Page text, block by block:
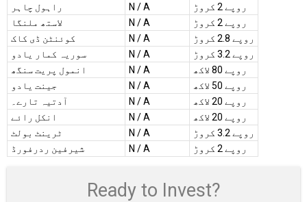
راہول چاہر
N / A
روپے 2 کروڑ
لاستھ ملنگا
N / A
روپے 2 کروڑ
کوئنٹن ڈی کاک
N / A
روپے 2.8 کروڑ
سوریہ کمار یادو
N / A
روپے 3.2 کروڑ
انمول پریت سنگھ
N / A
روپے 80 لاکھ
جینت یادو
N / A
روپے 50 لاکھ
آدتیہ تارے۔
N / A
روپے 20 لاکھ
انکل رائے
N / A
روپے 20 لاکھ
ٹرینٹ بولٹ
N / A
روپے 3.2 کروڑ
شیرفین ردرفورڈ
N / A روپے 2 کروڑ
Ready to Invest?